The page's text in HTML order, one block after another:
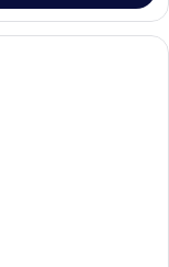
1 Çift Kişilik Yatak |